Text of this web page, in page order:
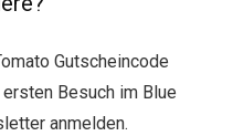
Gutscheincode
Besuch im Blue
anmelden.